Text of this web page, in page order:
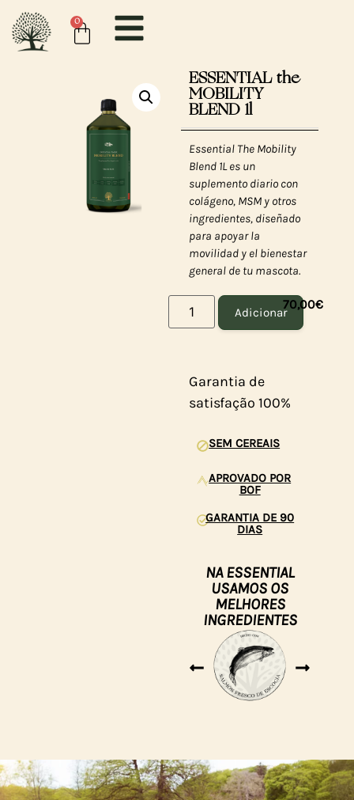
0
ESSENTIAL the
MOBILITY
BLEND 1l
Essential The Mobility
Blend 1L es un
suplemento diario con
colágeno, MSM y otros
ingredientes, diseñado
para apoyar la
movilidad y el bienestar
general de tu mascota.
Adicionar
70,00€
Garantia de
satisfação 100%
SEM CEREAIS
APROVADO POR
BOF
GARANTIA DE 90
DIAS
NA ESSENTIAL
USAMOS OS
MELHORES
INGREDIENTES